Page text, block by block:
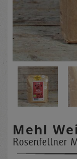
Mehl
Rosenfellner